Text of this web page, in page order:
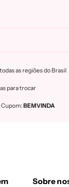
as regiões do Brasil
para trocar
Cupom:BEMVINDA
Sobre